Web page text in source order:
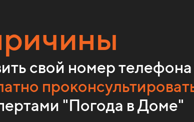
свой номер
"Погода в Доме"